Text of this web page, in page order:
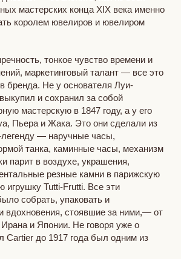
мастерских конца XIX века именно
королем ювелиров и ювелиром
тонкое чувство времени и
маркетинговый талант — все это
бренда. Не у основателя Луи-
и сохранил за собой
мастерскую в 1847 году, а у его
Пьера и Жака. Это они сделали из
легенду — наручные часы,
танка, каминные часы, механизм
парит в воздухе, украшения,
резные камни в парижскую
Tutti-Frutti. Все эти
собрать, упаковать и
вдохновения, стоявшие за ними,— от
и Японии. Не говоря уже о
Cartier до 1917 года был одним из